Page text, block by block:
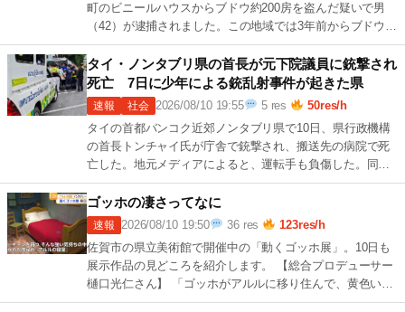
町のビニールハウスからブドウ約200房を盗んだ疑いで男
（42）が逮捕されました。この地域では3年前からブドウの
盗難が多発しているといい、犯行の 続きを読む →
1
[…]
タイ・ノンタブリ県の首長が元下院議員に銃撃され
死亡 7日に少年による銃乱射事件が起きた県
速報 社会 2026/08/10 19:55 5 res
50res/h
タイの首都バンコク近郊ノンタブリ県で10日、県行政機構
の首長トンチャイ氏が庁舎で銃撃され、搬送先の病院で死
亡した。地元メディアによると、運転手も負傷した。同県
では7日、14歳の男子生徒が学校で発砲 続きを読む →
5
[…]
ゴッホの凄さってなに
速報 2026/08/10 19:50 36 res
123res/h
佐賀市の県立美術館で開催中の「動くゴッホ展」。10日も
展示作品の見どころを紹介します。 【総合プロデューサー
樋口光仁さん】 「ゴッホがアルルに移り住んで、黄色い家
という少しだけ大きな家を借りた。 続きを読む →
1